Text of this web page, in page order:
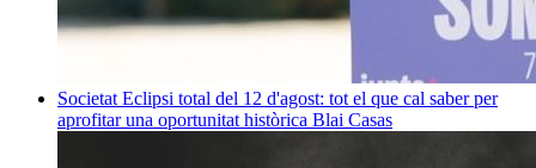
Societat Eclipsi total del 12 d'agost: tot el que cal saber per
aprofitar una oportunitat històrica Blai Casas